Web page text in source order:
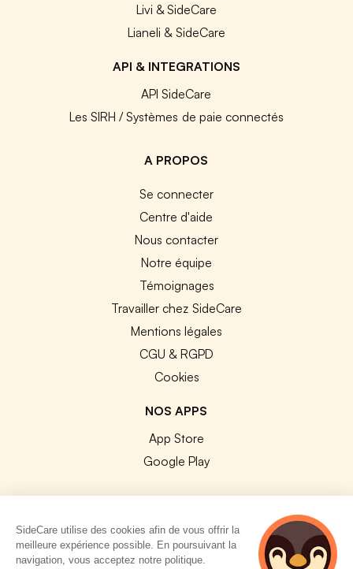
Livi & SideCare
Lianeli & SideCare
API & INTEGRATIONS
API SideCare
Les SIRH / Systèmes de paie connectés
A PROPOS
Se connecter
Centre d'aide
Nous contacter
Notre équipe
Témoignages
Travailler chez SideCare
Mentions légales
CGU & RGPD
Cookies
NOS APPS
App Store
Google Play
© 2026 SideCare. Tous droits réservés.
SideCare utilise des cookies afin de vous offrir la
meilleure expérience possible. En poursuivant la
navigation, vous acceptez notre politique.